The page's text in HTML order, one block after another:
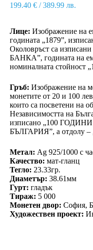
199.40 € / 389.99 лв.
Лице: Изображение на
годината „1879”,
Околовръст са
БАНКА”, годината на
номиналната стойност
Гръб: Изображение на
монетите от 20 и 100
които са посветени на
Независимостта на
изписано „100
БЪЛГАРИЯ”, а отдолу
Метал: Ag 925/1000 с
Качество: мат-гланц
Тегло: 23.33гр.
Диаметър: 38.61мм
Гурт: гладък
Тираж: 5 000
Монетен двор: София,
Художествен проект: